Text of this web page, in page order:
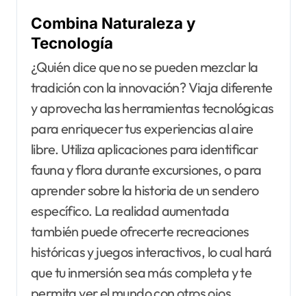
Combina Naturaleza y
Tecnología
¿Quién dice que no se pueden mezclar la
tradición con la innovación? Viaja diferente
y aprovecha las herramientas tecnológicas
para enriquecer tus experiencias al aire
libre. Utiliza aplicaciones para identificar
fauna y flora durante excursiones, o para
aprender sobre la historia de un sendero
específico. La realidad aumentada
también puede ofrecerte recreaciones
históricas y juegos interactivos, lo cual hará
que tu inmersión sea más completa y te